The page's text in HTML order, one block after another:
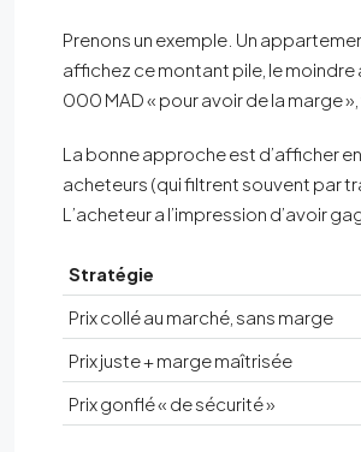
Prenons un exemple. Un
affichez ce montant pile, le
000 MAD « pour avoir de la marge
La bonne approche est d’afficher
acheteurs (qui filtrent souvent par
L’acheteur a l’impression d’avoir
Stratégie
Prix collé au marché, sans marge
Prix juste + marge maîtrisée
Prix gonflé « de sécurité »